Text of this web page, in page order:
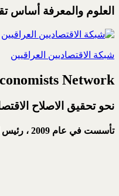
العلوم والمعرفة أساس
شبكة الاقتصاديين العراقيين
Network
نحو تحقيق الاصلاح
تأسست في عام 2009 ، رئيس